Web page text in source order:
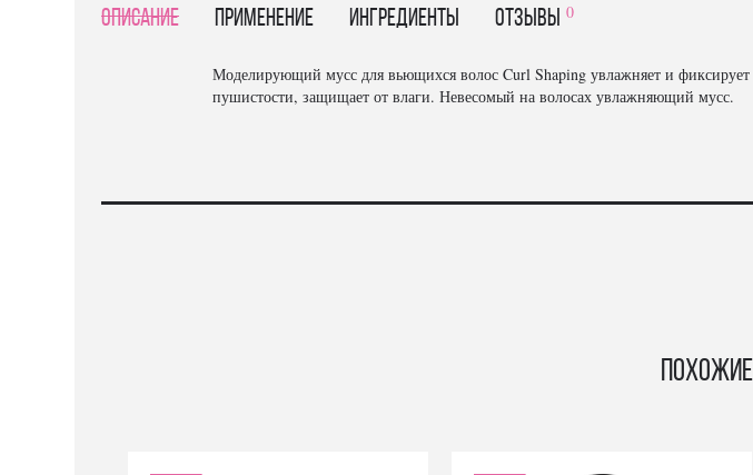
Описание Применение Ингредиенты отзывы 0
Моделирующий мусс для вьющихся волос Curl Shaping увлажняет и
пушистости, защищает от влаги. Невесомый на волосах увлажняющий мусс.